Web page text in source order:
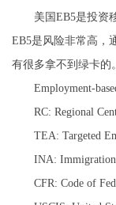
美国EB5是投资移
EB5是风险非常高，
有很多拿不到绿卡的。
Employment-
RC: Regional
TEA: Targeted
INA: Immigration
CFR: Code of